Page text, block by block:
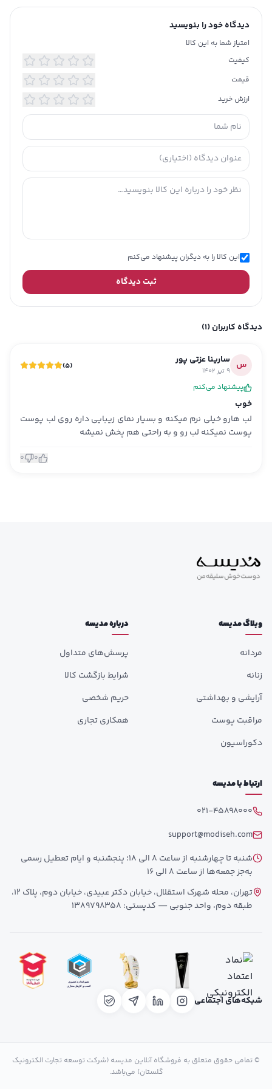
دیدگاه خود را بنویسید
امتیاز شما به این کالا
کیفیت
قیمت
ارزش خرید
این کالا را به دیگران پیشنهاد می‌کنم
ثبت دیدگاه
دیدگاه کاربران(1)
س سارینا عزتی پور
9 تیر 1402 (
5
)
پیشنهاد می‌کنم
خوب
لب هارو خیلی نرم میکنه و بسیار نمای زیبایی داره روی لب پوست
پوست نمیکنه لب رو و به راحتی هم پخش نمیشه
0
0
وبلاگ مدیسه
مردانه
زنانه
آرایشی و بهداشتی
مراقبت پوست
دکوراسیون
درباره مدیسه
پرسش‌های متداول
شرایط بازگشت کالا
حریم شخصی
همکاری تجاری
ارتباط با مدیسه
021-45898000
support@modiseh.com
شنبه تا چهارشنبه از ساعت 8 الی 18؛ پنجشنبه و ایام تعطیل رسمی
به‌جز جمعه‌ها از ساعت 8 الی 16
تهران، محله شهرک استقلال، خیابان دکتر عبیدی، خیابان دوم، پلاک 12،
طبقه دوم، واحد جنوبی — کدپستی: 1389798358
شبکه‌های اجتماعی
© تمامی حقوق متعلق به فروشگاه آنلاین مدیسه (شرکت توسعه تجارت الکترونیک
گلستان) می‌باشد.